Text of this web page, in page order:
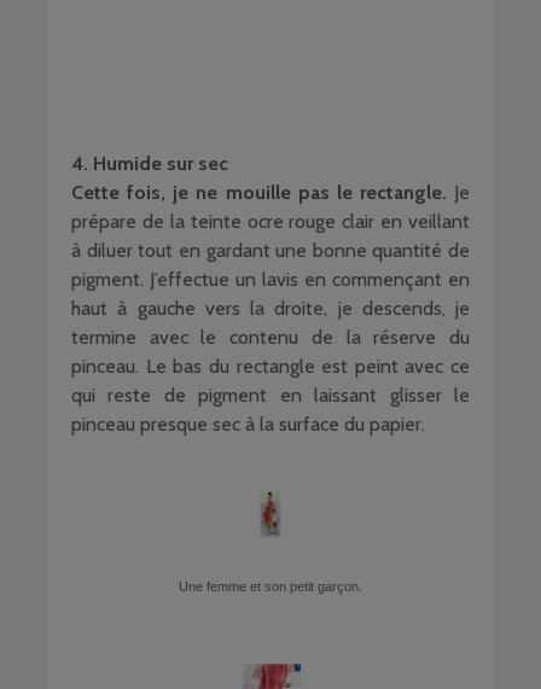
4. Humide sur sec
Cette fois, je ne mouille pas le rectangle. Je
prépare de la teinte ocre rouge clair en veillant
à diluer tout en gardant une bonne quantité de
pigment. J’effectue un lavis en commençant en
haut à gauche vers la droite, je descends, je
termine avec le contenu de la réserve du
pinceau. Le bas du rectangle est peint avec ce
qui reste de pigment en laissant glisser le
pinceau presque sec à la surface du papier.
Une femme et son petit garçon.